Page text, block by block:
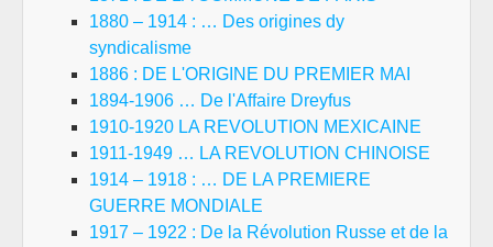
1880 – 1914 : … Des origines dy
syndicalisme
1886 : DE L'ORIGINE DU PREMIER MAI
1894-1906 … De l'Affaire Dreyfus
1910-1920 LA REVOLUTION MEXICAINE
1911-1949 … LA REVOLUTION CHINOISE
1914 – 1918 : … DE LA PREMIERE
GUERRE MONDIALE
1917 – 1922 : De la Révolution Russe et de la